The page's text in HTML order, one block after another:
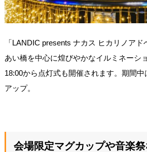
「LANDIC presents ナカス ヒカリノア
あい橋を中心に煌びやかなイルミネーシ
18:00から点灯式も開催されます。期間中
アップ。
会場限定マグカップや音楽